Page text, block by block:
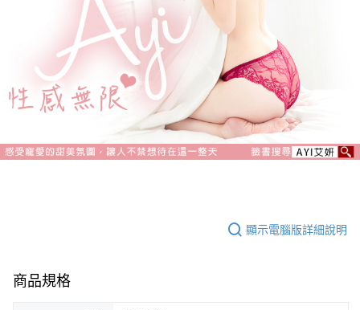
顯示電腦版詳細說明
商品規格